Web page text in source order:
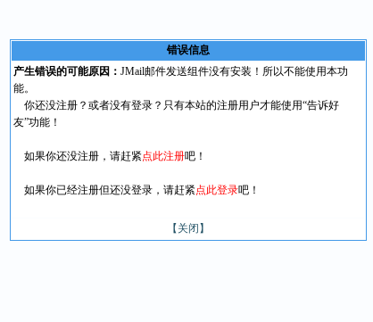
错误信息
产生错误的可能原因： JMail邮件发送组件没有安装！所以不能使用本功
能。
你还没注册？或者没有登录？只有本站的注册用户才能使用“告诉好
友”功能！
如果你还没注册，请赶紧点此注册吧！
如果你已经注册但还没登录，请赶紧点此登录吧！
【关闭】